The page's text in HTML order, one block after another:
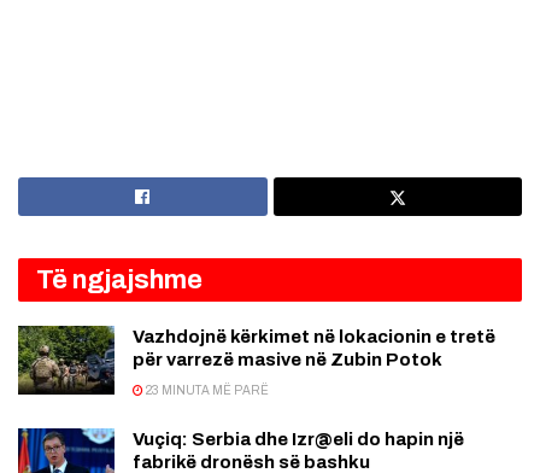
Të ngjajshme
Vazhdojnë kërkimet në lokacionin e tretë
për varrezë masive në Zubin Potok
23 MINUTA MË PARË
Vuçiq: Serbia dhe Izr@eli do hapin një
fabrikë dronësh së bashku